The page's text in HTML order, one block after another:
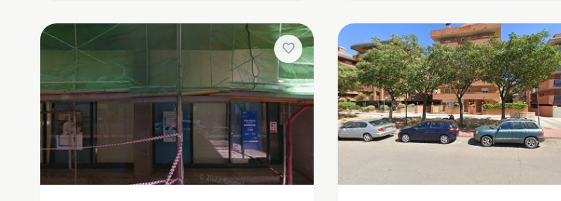
favorite